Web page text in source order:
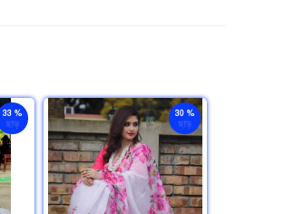
33 %
ছাড়
30 %
ছাড়